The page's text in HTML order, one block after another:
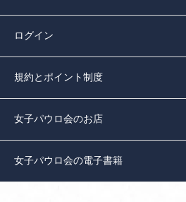
ログイン
規約とポイント制度
女子パウロ会のお店
女子パウロ会の電子書籍